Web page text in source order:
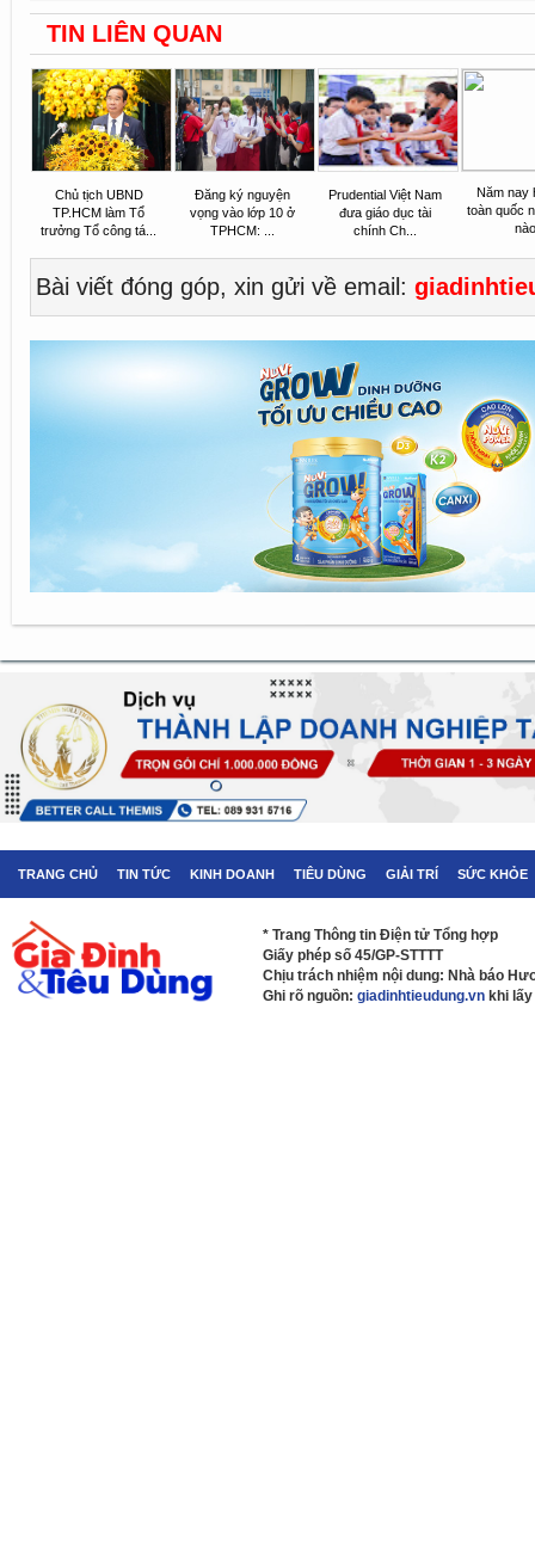
TIN LIÊN QUAN
Chủ tịch UBND
TP.HCM làm Tổ
trưởng Tổ công tá...
Đăng ký nguyện
vọng vào lớp 10 ở
TPHCM: ...
Prudential Việt Nam
đưa giáo dục tài
chính Ch...
Năm nay
toàn quốc
Bài viết đóng góp, xin gửi về email:
TRANG CHỦ TIN TỨC KINH DOANH TIÊU DÙNG GIẢI TRÍ SỨC KHỎE
* Trang Thông tin Điện tử Tổng hợp
Giấy phép số 45/GP-STTTT
Chịu trách nhiệm nội dung: Nhà báo
Ghi rõ nguồn: giadinhtieudung.vn khi